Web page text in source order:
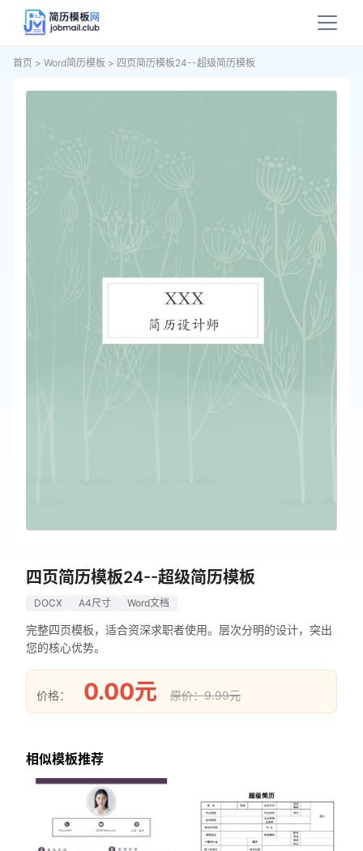
首页 > Word简历模板 > 四页简历模板24--超级简历模板
四页简历模板24--超级简历模板
DOCX A4尺寸 Word文档
完整四页模板，适合资深求职者使用。层次分明的设计，突出
您的核心优势。
价格： 0.00元 原价：9.99元
相似模板推荐